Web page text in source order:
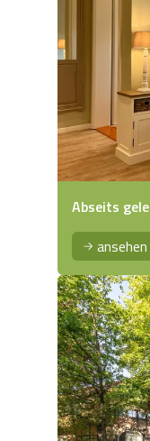
Abseits
ansehen